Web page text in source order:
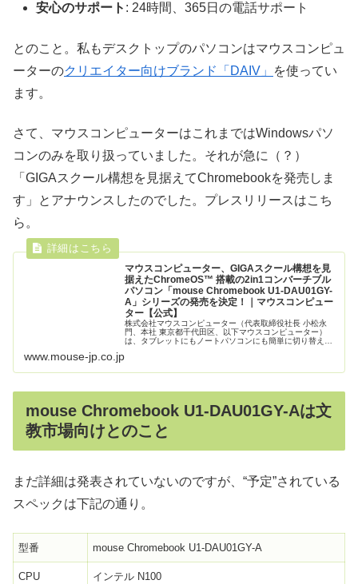
安心のサポート : 24時間、365日の電話サポート
とのこと。私もデスクトップのパソコンはマウスコンピュ
ーターのクリエイター向けブランド「DAIV」
を使ってい
ます。
さて、マウスコンピューターはこれまではWindowsパソ
コンのみを取り扱っていました。それが急に（？）
「GIGAスクール構想を見据えてChromebookを発売しま
す」とアナウンスしたのでした。プレスリリースはこち
ら。
マウスコンピューター、GIGAスクール構想を見
据えたChromeOS™ 搭載の2in1コンバーチブル
パソコン「mouse Chromebook U1-DAU01GY-
A」シリーズの発売を決定！｜マウスコンピュー
ター【公式】
株式会社マウスコンピューター（代表取締役社長 小松永
門、本社 東京都千代田区、以下マウスコンピューター）
は、タブレットにもノートパソコンにも簡単に切り替え可
www.mouse-jp.co.jp
mouse Chromebook U1-DAU01GY-Aは文
教市場向けとのこと
まだ詳細は発表されていないのですが、“予定”されている
スペックは下記の通り。
型番 mouse Chromebook U1-DAU01GY-A
CPU インテル N100